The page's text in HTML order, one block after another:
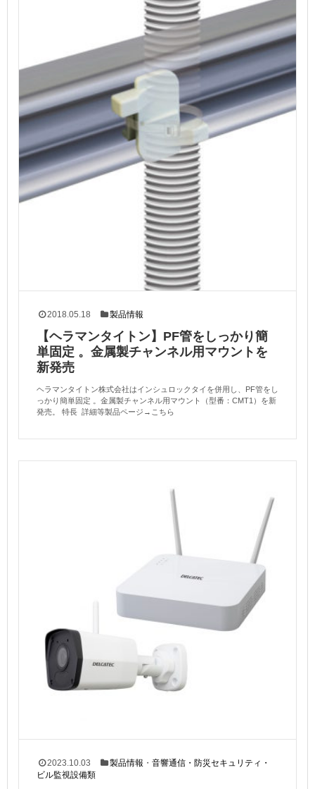
2018.05.18 製品情報
【ヘラマンタイトン】PF管をしっかり簡
単固定 。金属製チャンネル用マウントを
新発売
ヘラマンタイトン株式会社はインシュロックタイを併用し、PF管をし
っかり簡単固定 。金属製チャンネル用マウント（型番：CMT1）を新
発売。 特長 詳細等製品ページ→こちら
2023.10.03 製品情報 ・音響通信・防災セキュリティ・
ビル監視設備類